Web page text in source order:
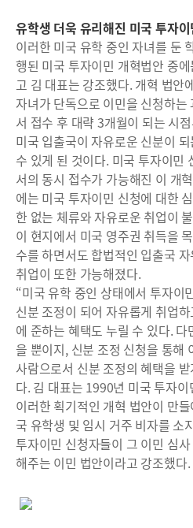
유학생 더욱 유리해진 미국 투자
이러한 미국 유학 중인 자녀를 둔
행된 미국 투자이민 개혁법안 중
고 김 대표는 강조했다. 개혁 법안
자녀가 단독으로 이민을 신청하
서 접수 후 대략 3개월이 되는 시
미국 입출국이 자유로운 신분이
수 있게 된 것이다. 미국 투자이민
서의 동시 접수가 가능해진 이 개
에는 미국 투자이민 신청에 대한
한 없는 체류와 자유로운 취업이
이 현지에서 미국 영주권 취득을
수를 하면서도 합법적인 입출국
취업이 또한 가능해졌다.
“미국 유학 중인 상태에서 투자이
신분 조정이 되어 자유롭게 취업
에 준하는 혜택도 누릴 수 있다.
을 뿐이지, 신분 조정 신청을 통해
사람으로서 신분 조정의 혜택을
다. 김 대표는 1990년 미국 투자
이러한 획기적인 개혁 법안이 만
국 유학생 및 임시 거주 비자를 소
투자이민 신청자들이 그 이민 심
해주는 이민 법안이라고 강조했다.